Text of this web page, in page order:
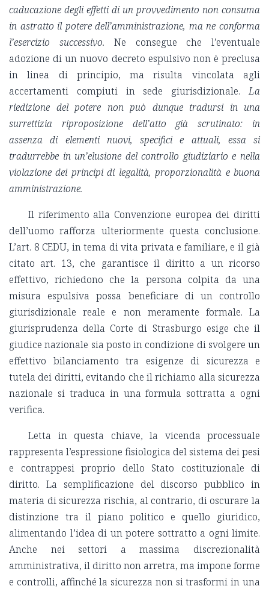
caducazione degli effetti di un provvedimento non consuma
in astratto il potere dell’amministrazione, ma ne conforma
l’esercizio successivo. Ne consegue che l’eventuale
adozione di un nuovo decreto espulsivo non è preclusa
in linea di principio, ma risulta vincolata agli
accertamenti compiuti in sede giurisdizionale.La
riedizione del potere non può dunque tradursi in una
surrettizia riproposizione dell’atto già scrutinato: in
assenza di elementi nuovi, specifici e attuali, essa si
tradurrebbe in un’elusione del controllo giudiziario e nella
violazione dei principi di legalità, proporzionalità e buona
amministrazione.
Il riferimento alla Convenzione europea dei diritti
dell’uomo rafforza ulteriormente questa conclusione.
L’art. 8 CEDU, in tema di vita privata e familiare, e il già
citato art. 13, che garantisce il diritto a un ricorso
effettivo, richiedono che la persona colpita da una
misura espulsiva possa beneficiare di un controllo
giurisdizionale reale e non meramente formale. La
giurisprudenza della Corte di Strasburgo esige che il
giudice nazionale sia posto in condizione di svolgere un
effettivo bilanciamento tra esigenze di sicurezza e
tutela dei diritti, evitando che il richiamo alla sicurezza
nazionale si traduca in una formula sottratta a ogni
verifica.
Letta in questa chiave, la vicenda processuale
rappresenta l’espressione fisiologica del sistema dei pesi
e contrappesi proprio dello Stato costituzionale di
diritto. La semplificazione del discorso pubblico in
materia di sicurezza rischia, al contrario, di oscurare la
distinzione tra il piano politico e quello giuridico,
alimentando l’idea di un potere sottratto a ogni limite.
Anche nei settori a massima discrezionalità
amministrativa, il diritto non arretra, ma impone forme
e controlli, affinché la sicurezza non si trasformi in una